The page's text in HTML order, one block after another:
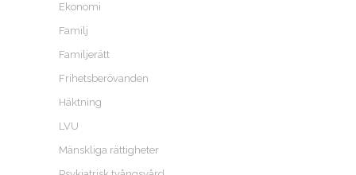
Ekonomi
Familj
Familjerätt
Frihetsberövanden
Häktning
LVU
Mänskliga rättigheter